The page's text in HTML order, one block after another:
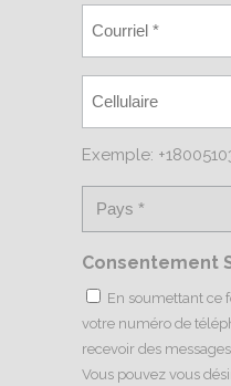
Exemple:
Consentement
En soumettant ce
votre numéro de
recevoir des
Vous pouvez vous